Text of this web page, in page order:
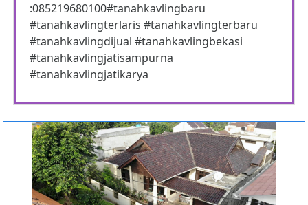
:085219680100#tanahkavlingbaru
#tanahkavlingterlaris #tanahkavlingterbaru
#tanahkavlingdijual #tanahkavlingbekasi
#tanahkavlingjatisampurna
#tanahkavlingjatikarya